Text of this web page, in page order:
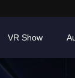
VR Show